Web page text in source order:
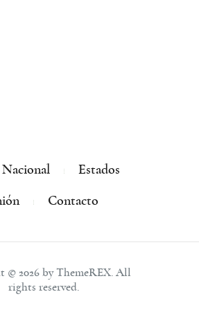
Nacional Estados
Contacto
© 2026 by ThemeREX. All
rights reserved.